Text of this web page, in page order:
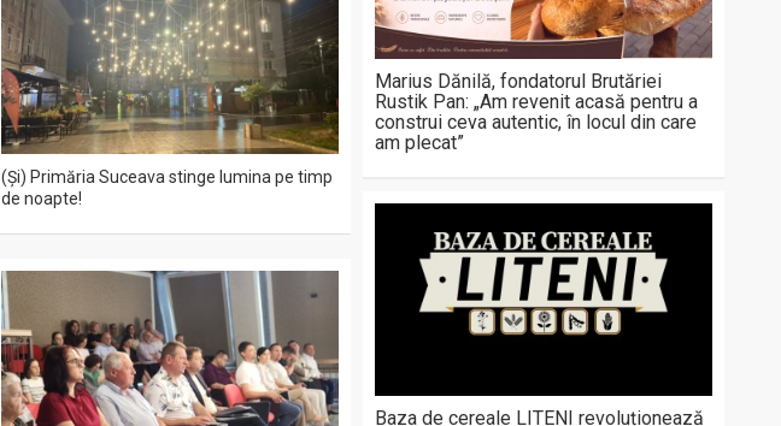
(Și) Primăria Suceava stinge lumina pe timp
de noapte!
Marius Dănilă, fondatorul Brutăriei
Rustik Pan: „Am revenit acasă pentru a
construi ceva autentic, în locul din care
am plecat”
Baza de cereale LITENI revoluționează